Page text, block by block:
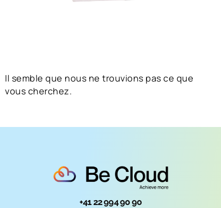
Il semble que nous ne trouvions pas ce que
vous cherchez.
+41 22 994 90 90